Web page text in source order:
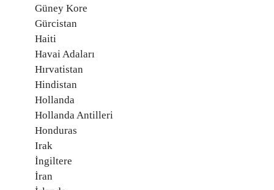
Güney Kore
Gürcistan
Haiti
Havai Adaları
Hırvatistan
Hindistan
Hollanda
Hollanda Antilleri
Honduras
Irak
İngiltere
İran